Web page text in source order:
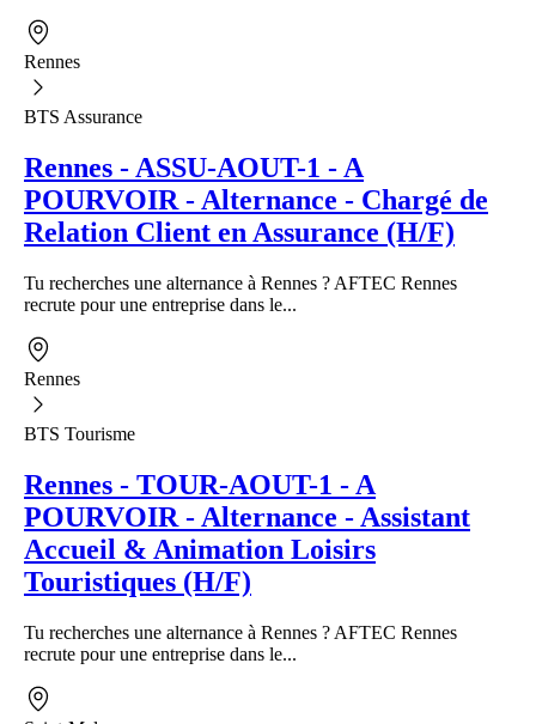
Rennes
BTS Assurance
Rennes - ASSU-AOUT-1 - A
POURVOIR - Alternance - Chargé de
Relation Client en Assurance (H/F)
Tu recherches une alternance à Rennes ? AFTEC Rennes
recrute pour une entreprise dans le...
Rennes
BTS Tourisme
Rennes - TOUR-AOUT-1 - A
POURVOIR - Alternance - Assistant
Accueil & Animation Loisirs
Touristiques (H/F)
Tu recherches une alternance à Rennes ? AFTEC Rennes
recrute pour une entreprise dans le...